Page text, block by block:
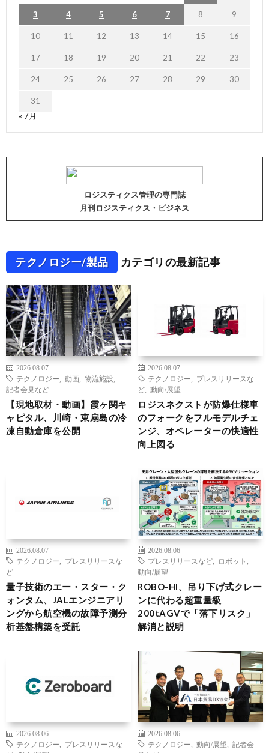
3 4 5 6 7 8 9
10 11 12 13 14 15 16
17 18 19 20 21 22 23
24 25 26 27 28 29 30
31
« 7月
ロジスティクス管理の専門誌
月刊ロジスティクス・ビジネス
テクノロジー/製品 カテゴリの最新記事
2026.08.07
テクノロジー
動画 物流施設
記者会見など
【現地取材・動画】霞ヶ関キ
ャピタル、川崎・東扇島の冷
凍自動倉庫を公開
2026.08.07
テクノロジー
プレスリリースな
ど
動向/展望
ロジスネクストが防爆仕様車
のフォークをフルモデルチェ
ンジ、オペレーターの快適性
向上図る
2026.08.07
テクノロジー
プレスリリースな
ど
量子技術のエー・スター・ク
ォンタム、JALエンジニアリ
ングから航空機の故障予測分
析基盤構築を受託
2026.08.06
プレスリリースなど
ロボット
動向/展望
ROBO-HI、吊り下げ式クレー
ンに代わる超重量級
200tAGVで「落下リスク」
解消と説明
2026.08.06
テクノロジー
プレスリリースな
2026.08.06
テクノロジー
動向/展望
記者会